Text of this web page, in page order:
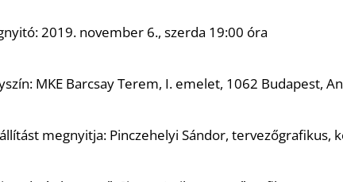
2019. november 6., szerda 19:00 óra
MKE Barcsay Terem, I. emelet, 1062 Budapest,
megnyitja: Pinczehelyi Sándor, tervezőgrafikus,